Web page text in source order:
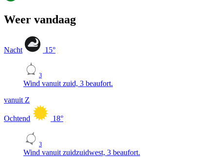
Weer vandaag
Nacht 15°
3
Wind vanuit zuid, 3 beaufort.
vanuit Z
Ochtend 18°
3
Wind vanuit zuidzuidwest, 3 beaufort.